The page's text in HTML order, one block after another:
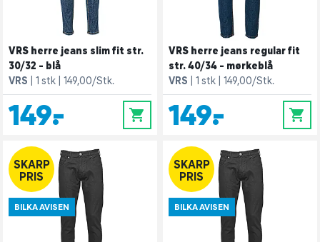
VRS herre jeans slim fit str.
30/32 - blå
VRS
1 stk 149,00/Stk.
149,- 0
VRS herre jeans regular fit
str. 40/34 - mørkeblå
VRS
1 stk 149,00/Stk.
149,- 0
SKARP
PRIS
BILKA AVISEN
SKARP
PRIS
BILKA AVISEN